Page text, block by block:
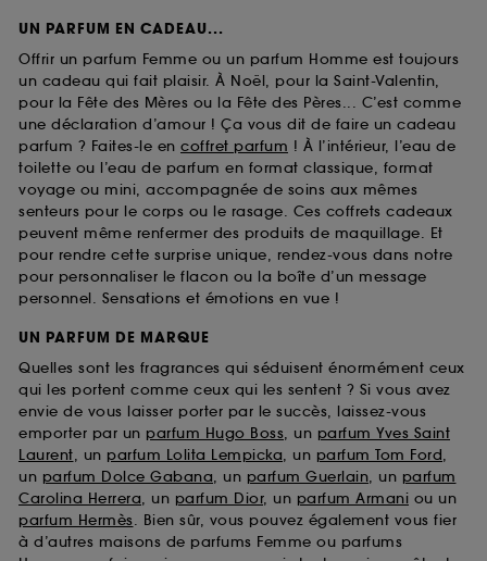
UN PARFUM EN CADEAU...
Offrir un parfum Femme ou un parfum Homme est toujours
un cadeau qui fait plaisir. À Noël, pour la Saint-Valentin,
pour la Fête des Mères ou la Fête des Pères... C’est comme
une déclaration d’amour ! Ça vous dit de faire un cadeau
parfum ? Faites-le en coffret parfum ! À l’intérieur, l’eau de
toilette ou l’eau de parfum en format classique, format
voyage ou mini, accompagnée de soins aux mêmes
senteurs pour le corps ou le rasage. Ces coffrets cadeaux
peuvent même renfermer des produits de maquillage. Et
pour rendre cette surprise unique, rendez-vous dans notre
pour personnaliser le flacon ou la boîte d’un message
personnel. Sensations et émotions en vue !
UN PARFUM DE MARQUE
Quelles sont les fragrances qui séduisent énormément ceux
qui les portent comme ceux qui les sentent ? Si vous avez
envie de vous laisser porter par le succès, laissez-vous
emporter par un parfum Hugo Boss, un parfum Yves Saint
Laurent, un parfum Lolita Lempicka, un parfum Tom Ford,
un parfum Dolce Gabana, un parfum Guerlain, un parfum
Carolina Herrera, un parfum Dior, un parfum Armani ou un
parfum Hermès. Bien sûr, vous pouvez également vous fier
à d’autres maisons de parfums Femme ou parfums